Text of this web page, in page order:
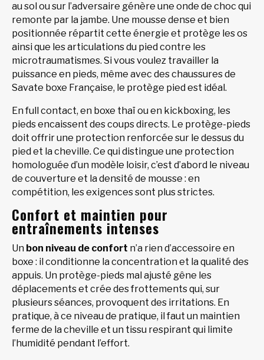
au sol ou sur l’adversaire génère une onde de choc qui
remonte par la jambe. Une mousse dense et bien
positionnée répartit cette énergie et protège les os
ainsi que les articulations du pied contre les
microtraumatismes. Si vous voulez travailler la
puissance en pieds, même avec des chaussures de
Savate boxe Française, le protège pied est idéal.
En full contact, en boxe thaï ou en kickboxing, les
pieds encaissent des coups directs. Le protège-pieds
doit offrir une protection renforcée sur le dessus du
pied et la cheville. Ce qui distingue une protection
homologuée d’un modèle loisir, c’est d’abord le niveau
de couverture et la densité de mousse : en
compétition, les exigences sont plus strictes.
Confort et maintien pour
entraînements intenses
Un bon niveau de confort n’a rien d’accessoire en
boxe : il conditionne la concentration et la qualité des
appuis. Un protège-pieds mal ajusté gêne les
déplacements et crée des frottements qui, sur
plusieurs séances, provoquent des irritations. En
pratique, à ce niveau de pratique, il faut un maintien
ferme de la cheville et un tissu respirant qui limite
l’humidité pendant l’effort.